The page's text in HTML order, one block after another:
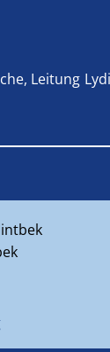
Leitung